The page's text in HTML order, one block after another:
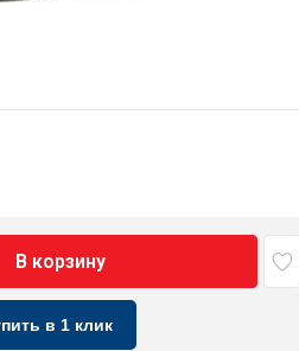
В корзину
в 1 клик